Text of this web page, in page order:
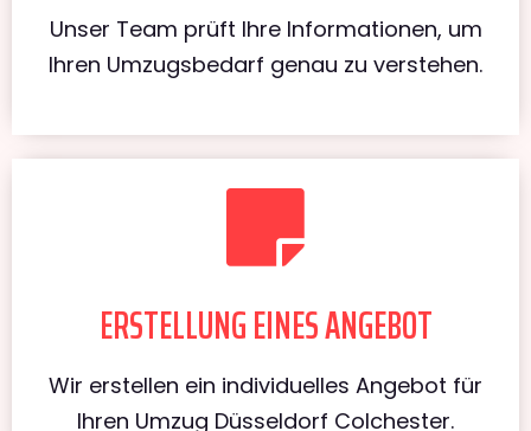
Unser Team prüft Ihre Informationen, um
Ihren Umzugsbedarf genau zu verstehen.
ERSTELLUNG EINES ANGEBOT
Wir erstellen ein individuelles Angebot für
Ihren Umzug Düsseldorf Colchester.